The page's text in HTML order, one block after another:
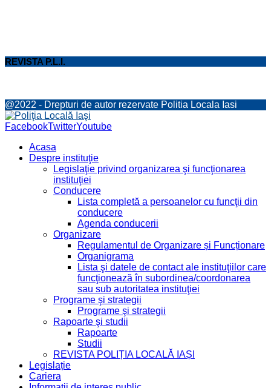
REVISTA P.L.I.
@2022 - Drepturi de autor rezervate Politia Locala Iasi
FacebookTwitterYoutube
Acasa
Despre instituţie
Legislaţie privind organizarea şi funcţionarea
instituţiei
Conducere
Lista completă a persoanelor cu funcţii din
conducere
Agenda conducerii
Organizare
Regulamentul de Organizare și Funcționare
Organigrama
Lista şi datele de contact ale instituţiilor care
funcţionează în subordinea/coordonarea
sau sub autoritatea instituţiei
Programe şi strategii
Programe şi strategii
Rapoarte şi studii
Rapoarte
Studii
REVISTA POLIȚIA LOCALĂ IAȘI
Legislație
Cariera